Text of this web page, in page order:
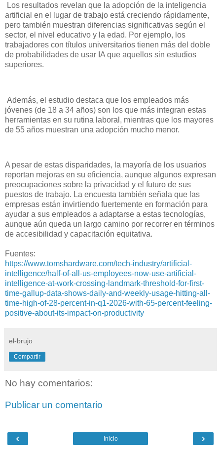
Los resultados revelan que la adopción de la inteligencia
artificial en el lugar de trabajo está creciendo rápidamente,
pero también muestran diferencias significativas según el
sector, el nivel educativo y la edad. Por ejemplo, los
trabajadores con títulos universitarios tienen más del doble
de probabilidades de usar IA que aquellos sin estudios
superiores.
Además, el estudio destaca que los empleados más
jóvenes (de 18 a 34 años) son los que más integran estas
herramientas en su rutina laboral, mientras que los mayores
de 55 años muestran una adopción mucho menor.
A pesar de estas disparidades, la mayoría de los usuarios
reportan mejoras en su eficiencia, aunque algunos expresan
preocupaciones sobre la privacidad y el futuro de sus
puestos de trabajo. La encuesta también señala que las
empresas están invirtiendo fuertemente en formación para
ayudar a sus empleados a adaptarse a estas tecnologías,
aunque aún queda un largo camino por recorrer en términos
de accesibilidad y capacitación equitativa.
Fuentes:
https://www.tomshardware.com/tech-industry/artificial-
intelligence/half-of-all-us-employees-now-use-artificial-
intelligence-at-work-crossing-landmark-threshold-for-first-
time-gallup-data-shows-daily-and-weekly-usage-hitting-all-
time-high-of-28-percent-in-q1-2026-with-65-percent-feeling-
positive-about-its-impact-on-productivity
el-brujo
Compartir
No hay comentarios:
Publicar un comentario
‹ ›
Inicio